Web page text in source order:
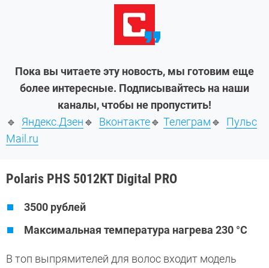
Пока вы читаете эту новость, мы готовим еще
более интересные. Подписывайтесь на наши
каналы, чтобы не пропустить!
🔹 Яндекс.Дзен🔹 Вконтакте🔹 Телеграм🔹 Пульс
Mail.ru
Polaris PHS 5012KT Digital PRO
3500 рублей
Максимальная температура нагрева 230 °C
В топ выпрямителей для волос входит модель